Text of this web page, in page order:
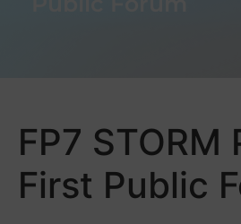
FP7 STORM
First Public